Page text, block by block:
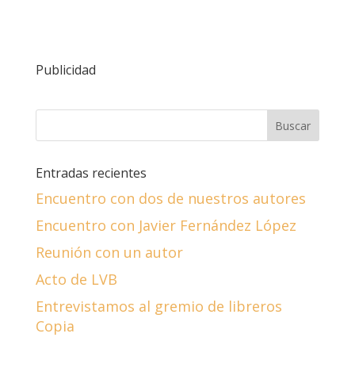
Publicidad
Entradas recientes
Encuentro con dos de nuestros autores
Encuentro con Javier Fernández López
Reunión con un autor
Acto de LVB
Entrevistamos al gremio de libreros
Copia